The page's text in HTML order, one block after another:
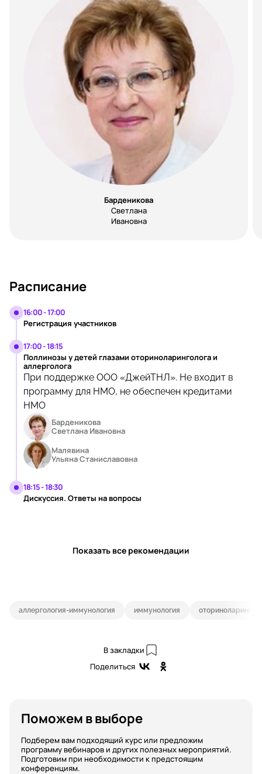
Барденикова
Светлана
Ивановна
Расписание
16:00 - 17:00
Регистрация участников
17:00 - 18:15
Поллинозы у детей глазами оториноларинголога и
аллерголога
При поддержке ООО «ДжейТНЛ». Не входит в
программу для НМО, не обеспечен кредитами
НМО
Барденикова
Светлана Ивановна
Малявина
Ульяна Станиславовна
18:15 - 18:30
Дискуссия. Ответы на вопросы
Показать все рекомендации
аллергология-иммунология иммунология
В закладки
Поделиться
Поможем в выборе
Подберем вам подходящий курс или предложим
программу вебинаров и других полезных мероприятий.
Подготовим при необходимости к предстоящим
конференциям.